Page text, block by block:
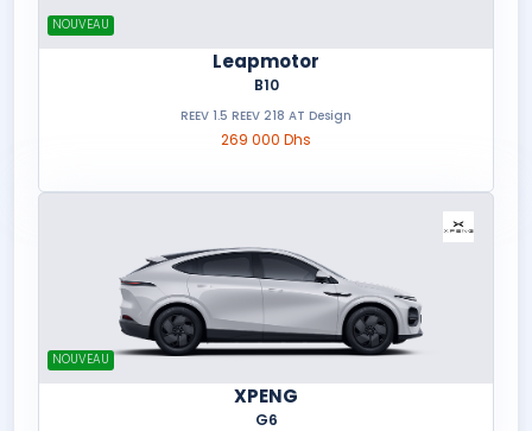
NOUVEAU
Leapmotor
B10
REEV 1.5 REEV 218 AT Design
269 000 Dhs
NOUVEAU
XPENG
G6